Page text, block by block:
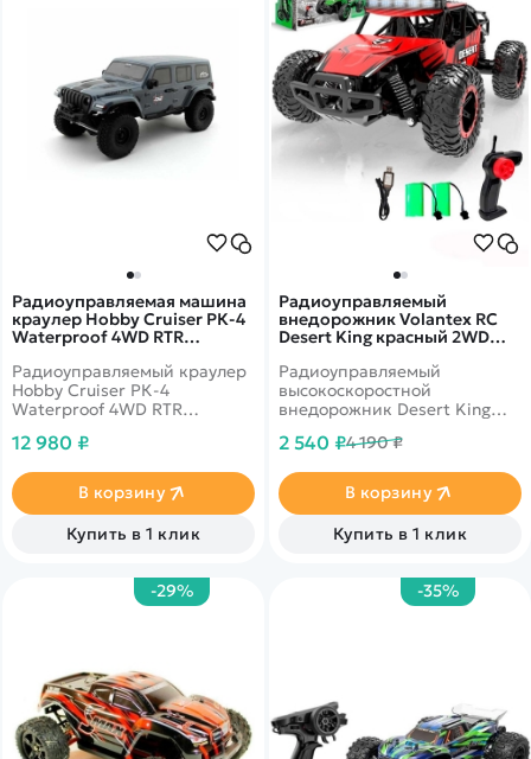
Радиоуправляемая машина
краулер Hobby Cruiser РК-4
Waterproof 4WD RTR
R62125-3 Grey
Радиоуправляемый краулер
Hobby Cruiser РК-4
Waterproof 4WD RTR
136161JL/R62125-3 - это
полноприводная машина
для трофи.
12 980 ₽
В корзину
Купить в 1 клик
Радиоуправляемый
внедорожник Volantex RC
Desert King красный 2WD
EXAC7850101RB2
Радиоуправляемый
высокоскоростной
внедорожник Desert King
дорожных и бездорожных
светодиодная подсветка.
Прочные резиновые
внедорожные шины.
2 540 ₽4 190 ₽
В корзину
Купить в 1 клик
-29% -35%